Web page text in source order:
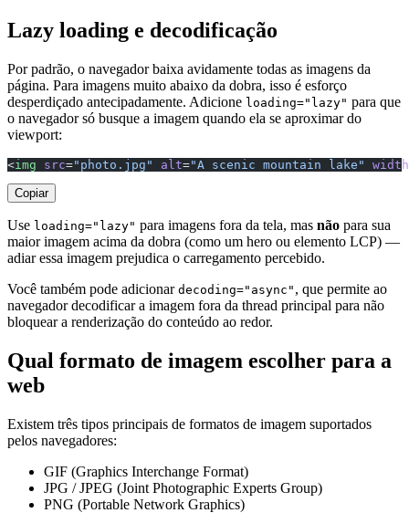
Lazy loading e decodificação
Por padrão, o navegador baixa avidamente todas as imagens da
página. Para imagens muito abaixo da dobra, isso é esforço
desperdiçado antecipadamente. Adicione loading="lazy" para que
o navegador só busque a imagem quando ela se aproximar do
viewport:
<img src="photo.jpg" alt="A scenic mountain lake" width
Copiar
Use loading="lazy" para imagens fora da tela, mas não para sua
maior imagem acima da dobra (como um hero ou elemento LCP) —
adiar essa imagem prejudica o carregamento percebido.
Você também pode adicionar decoding="async" , que permite ao
navegador decodificar a imagem fora da thread principal para não
bloquear a renderização do conteúdo ao redor.
Qual formato de imagem escolher para a
web
Existem três tipos principais de formatos de imagem suportados
pelos navegadores:
GIF (Graphics Interchange Format)
JPG / JPEG (Joint Photographic Experts Group)
PNG (Portable Network Graphics)